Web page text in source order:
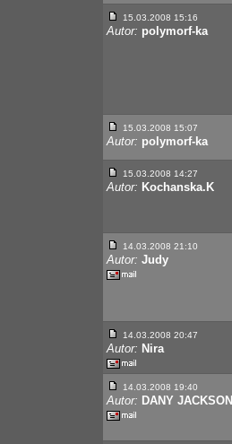
15.03.2008 15:16
Autor: polymorf-ka
15.03.2008 15:07
Autor: polymorf-ka
15.03.2008 14:27
Autor: Kochanska.K
14.03.2008 21:10
Autor: Judy
14.03.2008 20:47
Autor: Nira
14.03.2008 19:40
Autor: DANY JACKSON